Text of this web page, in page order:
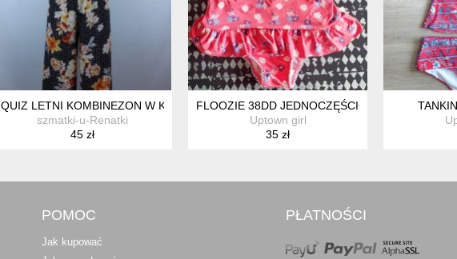
QUIZ LETNI KOMBINEZON W KWIATY 10 / 36
szmatki-u-Renatki
45 zł
FLOOZIE 38DD JEDNOCZĘŚCIOWY KOSTIUM
Uptown girl
35 zł
POMOC
Jak kupować
PŁATNOŚCI